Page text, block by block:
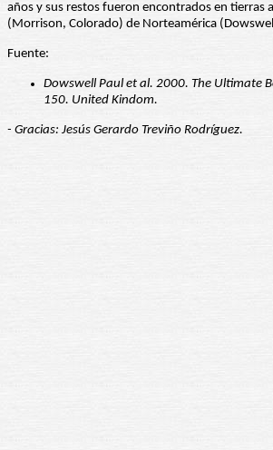
años y sus restos fueron encontrados en tierras
(Morrison, Colorado) de Norteamérica
Fuente:
Dowswell Paul et al. 2000. The Ultimate
150. United Kindom.
- Gracias: Jesús Gerardo Treviño Rodríguez.